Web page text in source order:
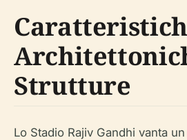
Strutture
Lo Stadio Rajiv Gandhi vanta